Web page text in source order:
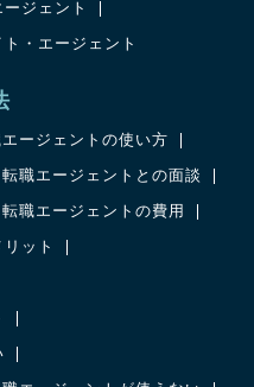
ジェント
・エージェント
エージェントの使い方
転職エージェントとの面談
転職エージェントの費用
ット